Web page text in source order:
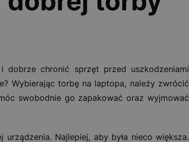
chronić sprzęt przed uszkodzeniami
Wybierając torbę na laptopa, należy zwrócić
swobodnie go zapakować oraz wyjmować
Najlepiej, aby była nieco większa.